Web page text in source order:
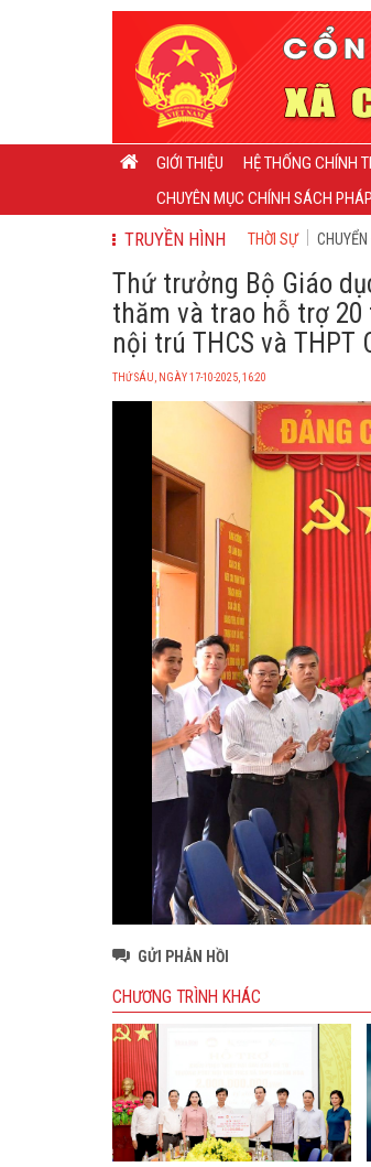
GIỚI THIỆU HỆ THỐNG CHÍNH
CHUYÊN MỤC CHÍNH SÁCH
TRUYỀN HÌNH THỜI SỰ
Thứ trưởng Bộ Giáo
thăm và trao hỗ trợ
nội trú THCS và THPT
THỨ SÁU, NGÀY 17-10-2025, 16:20
GỬI PHẢN HỒI
CHƯƠNG TRÌNH KHÁC